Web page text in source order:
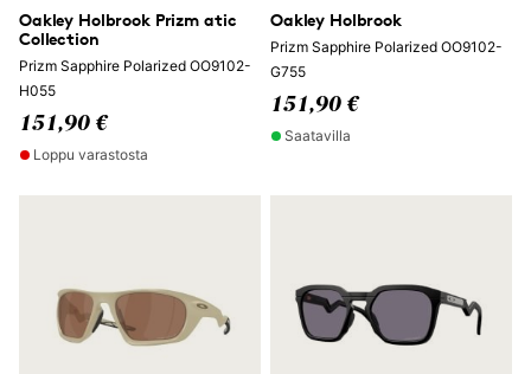
Oakley Holbrook Prizm atic
Collection
Prizm Sapphire Polarized OO9102-
H055
151,90 €
Loppu varastosta
Oakley Holbrook
Prizm Sapphire Polarized OO9102-
G755
151,90 €
Saatavilla